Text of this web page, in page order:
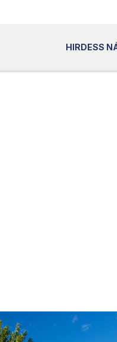
HIRDESS